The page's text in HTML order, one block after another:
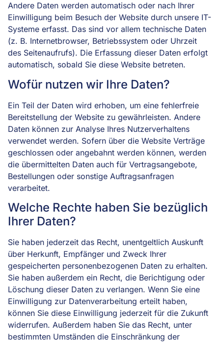
Andere Daten werden automatisch oder nach Ihrer
Einwilligung beim Besuch der Website durch unsere IT-
Systeme erfasst. Das sind vor allem technische Daten
(z. B. Internetbrowser, Betriebssystem oder Uhrzeit
des Seitenaufrufs). Die Erfassung dieser Daten erfolgt
automatisch, sobald Sie diese Website betreten.
Wofür nutzen wir Ihre Daten?
Ein Teil der Daten wird erhoben, um eine fehlerfreie
Bereitstellung der Website zu gewährleisten. Andere
Daten können zur Analyse Ihres Nutzerverhaltens
verwendet werden. Sofern über die Website Verträge
geschlossen oder angebahnt werden können, werden
die übermittelten Daten auch für Vertragsangebote,
Bestellungen oder sonstige Auftragsanfragen
verarbeitet.
Welche Rechte haben Sie bezüglich
Ihrer Daten?
Sie haben jederzeit das Recht, unentgeltlich Auskunft
über Herkunft, Empfänger und Zweck Ihrer
gespeicherten personenbezogenen Daten zu erhalten.
Sie haben außerdem ein Recht, die Berichtigung oder
Löschung dieser Daten zu verlangen. Wenn Sie eine
Einwilligung zur Datenverarbeitung erteilt haben,
können Sie diese Einwilligung jederzeit für die Zukunft
widerrufen. Außerdem haben Sie das Recht, unter
bestimmten Umständen die Einschränkung der